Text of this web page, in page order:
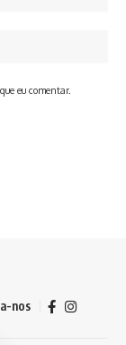
eu comentar.
nos